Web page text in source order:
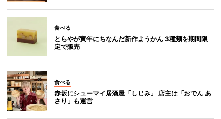
食べる
とらやが寅年にちなんだ新作ようかん 3種類を期間限
定で販売
食べる
赤坂にシューマイ居酒屋「しじみ」 店主は「おでん あ
さり」も運営